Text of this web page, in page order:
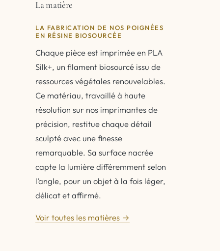
La matière
LA FABRICATION DE NOS POIGNÉES
EN RÉSINE BIOSOURCÉE
Chaque pièce est imprimée en PLA
Silk+, un filament biosourcé issu de
ressources végétales renouvelables.
Ce matériau, travaillé à haute
résolution sur nos imprimantes de
précision, restitue chaque détail
sculpté avec une finesse
remarquable. Sa surface nacrée
capte la lumière différemment selon
l’angle, pour un objet à la fois léger,
délicat et affirmé.
Voir toutes les matières →